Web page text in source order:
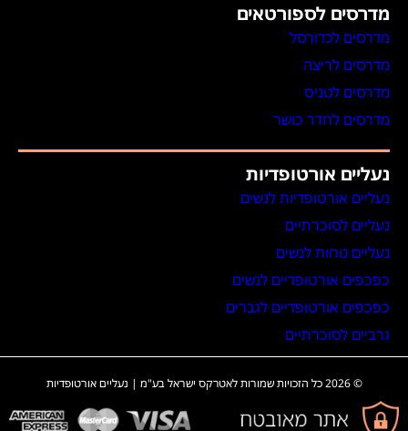
מדרסים לספורטאים
מדרסים לכדורסל
מדרסים לריצה
מדרסים לטניס
מדרסים לחדר כושר
נעליים אורטופדיות
נעליים אורטופדיות לנשים
נעליים לסוכרתיים
נעליים נוחות לנשים
כפכפים אורטופדיים לנשים
כפכפים אורטופדיים לגברים
גרביים לסוכרתיים
© 2026 כל הזכויות שמורות לאטרקס ישראל בע"מ | נעליים אורטופדיות